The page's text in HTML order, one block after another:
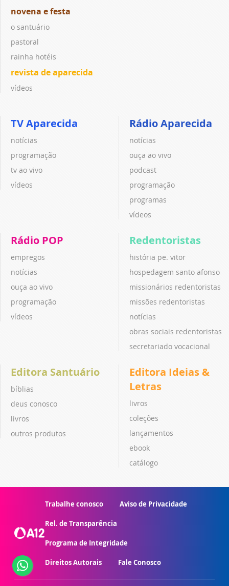
novena e festa
o santuário
pastoral
rainha hotéis
revista de aparecida
vídeos
TV Aparecida
notícias
programação
tv ao vivo
vídeos
Rádio Aparecida
notícias
ouça ao vivo
podcast
programação
programas
vídeos
Rádio POP
empregos
notícias
ouça ao vivo
programação
vídeos
Redentoristas
história pe. vitor
hospedagem santo afonso
missionários redentoristas
missões redentoristas
notícias
obras sociais redentoristas
secretariado vocacional
Editora Santuário
bíblias
deus conosco
livros
outros produtos
Editora Ideias &
Letras
livros
coleções
lançamentos
ebook
catálogo
Trabalhe conosco Aviso de Privacidade
Rel. de Transparência
Programa de Integridade
Direitos Autorais Fale Conosco